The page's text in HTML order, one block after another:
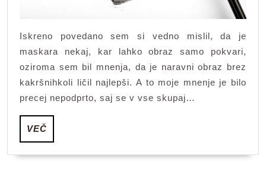
Iskreno povedano sem si vedno mislil, da je
maskara nekaj, kar lahko obraz samo pokvari,
oziroma sem bil mnenja, da je naravni obraz brez
kakršnihkoli ličil najlepši. A to moje mnenje je bilo
precej nepodprto, saj se v vse skupaj…
VEČ